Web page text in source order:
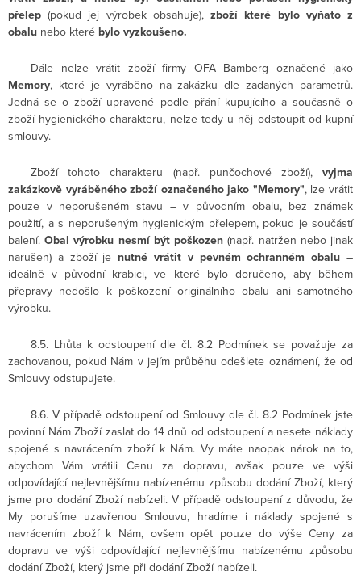
přelep (pokud jej výrobek obsahuje),zboží které bylo vyňato z
obalu nebo které bylo vyzkoušeno.
Dále nelze vrátit zboží firmy OFA Bamberg označené jako
Memory, které je vyráběno na zakázku dle zadaných parametrů.
Jedná se o zboží upravené podle přání kupujícího a současně o
zboží hygienického charakteru, nelze tedy u něj odstoupit od kupní
smlouvy.
Zboží tohoto charakteru (např. punčochové zboží), vyjma
zakázkově vyráběného zboží označeného jako "Memory", lze vrátit
pouze v neporušeném stavu – v původním obalu, bez známek
použití, a s neporušeným hygienickým přelepem, pokud je součástí
balení.Obal výrobku nesmí být poškozen (např. natržen nebo jinak
narušen) a zboží je nutné vrátit v pevném ochranném obalu –
ideálně v původní krabici, ve které bylo doručeno, aby během
přepravy nedošlo k poškození originálního obalu ani samotného
výrobku.
8.5. Lhůta k odstoupení dle čl. 8.2 Podmínek se považuje za
zachovanou, pokud Nám v jejím průběhu odešlete oznámení, že od
Smlouvy odstupujete.
8.6. V případě odstoupení od Smlouvy dle čl. 8.2 Podmínek jste
povinní Nám Zboží zaslat do 14 dnů od odstoupení a nesete náklady
spojené s navrácením zboží k Nám. Vy máte naopak nárok na to,
abychom Vám vrátili Cenu za dopravu, avšak pouze ve výši
odpovídající nejlevnějšímu nabízenému způsobu dodání Zboží, který
jsme pro dodání Zboží nabízeli. V případě odstoupení z důvodu, že
My porušíme uzavřenou Smlouvu, hradíme i náklady spojené s
navrácením zboží k Nám, ovšem opět pouze do výše Ceny za
dopravu ve výši odpovídající nejlevnějšímu nabízenému způsobu
dodání Zboží, který jsme při dodání Zboží nabízeli.